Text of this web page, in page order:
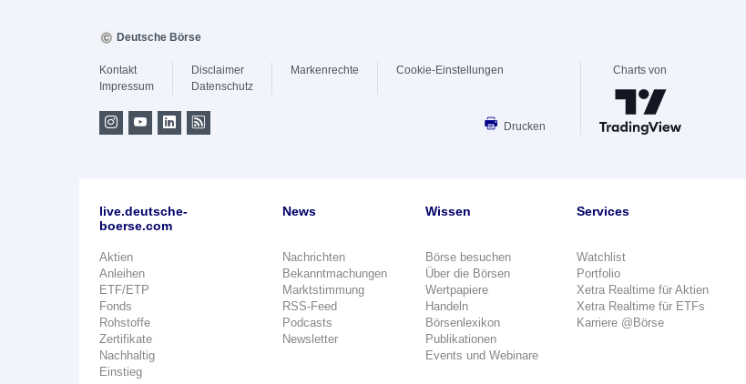
Deutsche Börse
Kontakt
Impressum
Disclaimer
Datenschutz
Markenrechte Cookie-Einstellungen
Drucken
Charts von
live.deutsche-
boerse.com
Aktien
Anleihen
ETF/ETP
Fonds
Rohstoffe
Zertifikate
Nachhaltig
Einstieg
News
Nachrichten
Bekanntmachungen
Marktstimmung
RSS-Feed
Podcasts
Newsletter
Wissen
Börse besuchen
Über die Börsen
Wertpapiere
Handeln
Börsenlexikon
Publikationen
Events und Webinare
Services
Watchlist
Portfolio
Xetra Realtime für Aktien
Xetra Realtime für ETFs
Karriere @Börse